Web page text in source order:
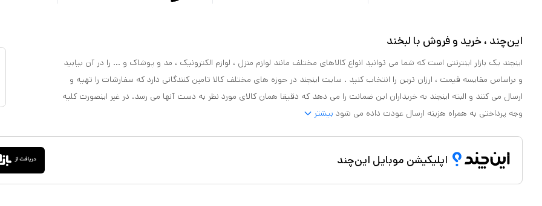
این‌چند ، خرید و فروش با لبخند
اینچند یک بازار اینترنتی است که شما می توانید انواع کالاهای مختلف مانند لوازم منزل ، لوازم الکترونیک ، مد و پوشاک و ... را در آن بیابید
و براساس مقایسه قیمت ، ارزان ترین را انتخاب کنید . سایت اینچند در حوزه های مختلف کالا تامین کنندگانی دارد که سفارشات را تهیه و
ارسال می کنند و البته اینچند به خریداران این ضمانت را می دهد که دقیقا همان کالای مورد نظر به دست آنها می رسد. در غیر اینصورت کلیه
وجه پرداختی به همراه هزینه ارسال عودت داده می شود بیشتر
اپلیکیشن موبایل این‌چند